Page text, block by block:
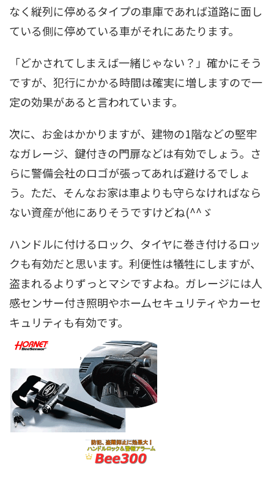
なく縦列に停めるタイプの車庫であれば道路に面し
ている側に停めている車がそれにあたります。
「どかされてしまえば一緒じゃない？」確かにそう
ですが、犯行にかかる時間は確実に増しますので一
定の効果があると言われています。
次に、お金はかかりますが、建物の1階などの堅牢
なガレージ、鍵付きの門扉などは有効でしょう。さ
らに警備会社のロゴが張ってあれば避けるでしょ
う。ただ、そんなお家は車よりも守らなければなら
ない資産が他にありそうですけどね(^^ゞ
ハンドルに付けるロック、タイヤに巻き付けるロッ
クも有効だと思います。利便性は犠牲にしますが、
盗まれるよりずっとマシですよね。ガレージには人
感センサー付き照明やホームセキュリティやカーセ
キュリティも有効です。